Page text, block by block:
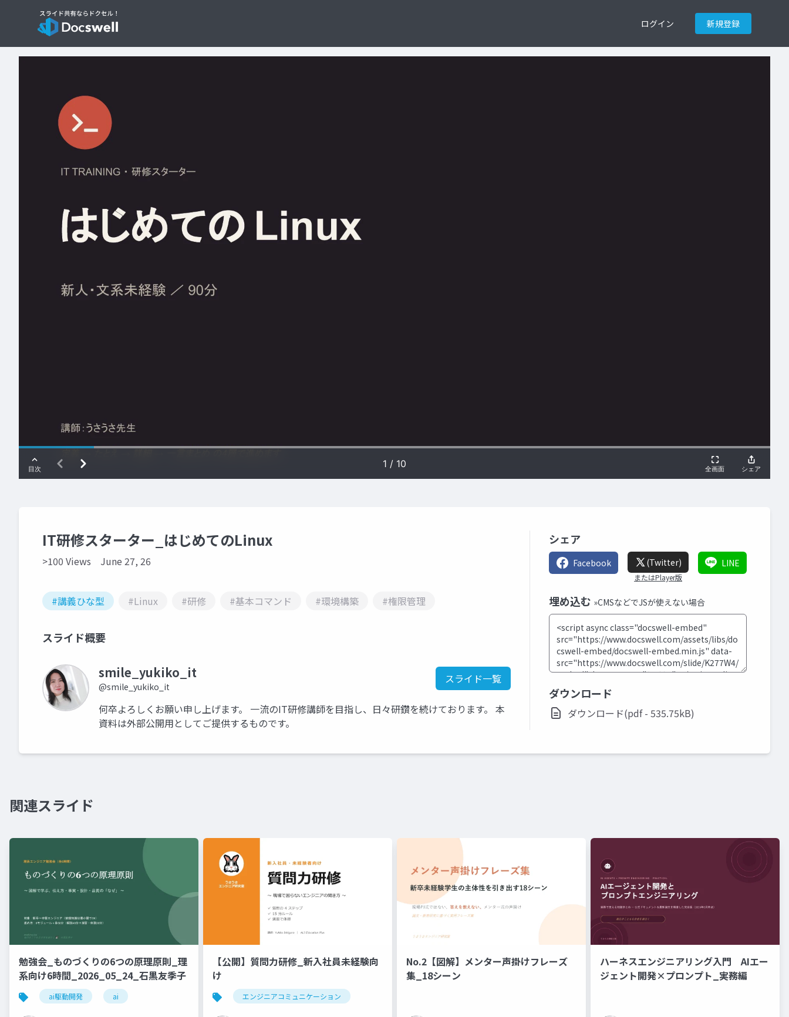
ログイン 新規登録
IT研修スターター_はじめてのLinux
>100 Views June 27, 26
#講義ひな型 #Linux #研修 #基本コマンド #環境構築 #権限管理
スライド概要
smile_yukiko_it
@smile_yukiko_it
スライド一覧
何卒よろしくお願い申し上げます。 一流のIT研修講師を目指し、日々研鑽を続けております。 本
資料は外部公開用としてご提供するものです。
シェア
Facebook (Twitter)
またはPlayer版
LINE
埋め込む »CMSなどでJSが使えない場合
ダウンロード
ダウンロード(pdf - 535.75kB)
関連スライド
勉強会_ものづくりの6つの原理原則_理
系向け6時間_2026_05_24_石黒友季子
ai駆動開発 ai
【公開】質問力研修_新入社員未経験向
け
エンジニアコミュニケーション
No.2【図解】メンター声掛けフレーズ
集_18シーン
ハーネスエンジニアリング入門 AIエー
ジェント開発×プロンプト_実務編